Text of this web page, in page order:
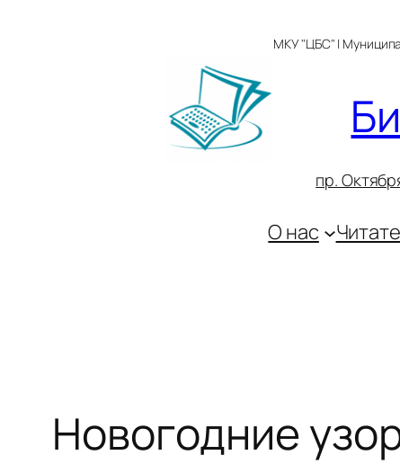
МКУ "ЦБС" |
пр.
О нас
Новогодние